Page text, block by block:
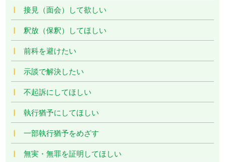
接見（面会）して欲しい
釈放（保釈）してほしい
前科を避けたい
示談で解決したい
不起訴にしてほしい
執行猶予にしてほしい
一部執行猶予をめざす
無実・無罪を証明してほしい